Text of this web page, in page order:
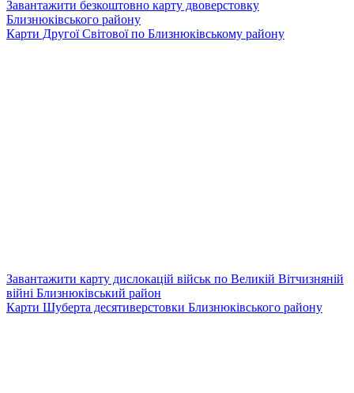
Завантажити безкоштовно карту двоверстовку
Близнюківського району
Карти Другої Світової по Близнюківському району
Завантажити карту дислокацій військ по Великій Вітчизняній
війні Близнюківський район
Карти Шуберта десятиверстовки Близнюківського району